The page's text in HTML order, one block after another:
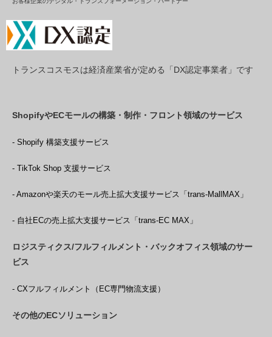
トランスコスモスは経済産業省が定める「DX認定事業者」です
ShopifyやECモールの構築・制作・フロント領域のサービス
- Shopify 構築支援サービス
- TikTok Shop 支援サービス
- Amazonや楽天のモール売上拡大支援サービス「trans-MallMAX」
- 自社ECの売上拡大支援サービス「trans-EC MAX」
ロジスティクス/フルフィルメント・バックオフィス領域のサー
ビス
- CXフルフィルメント（EC専門物流支援）
その他のECソリューション